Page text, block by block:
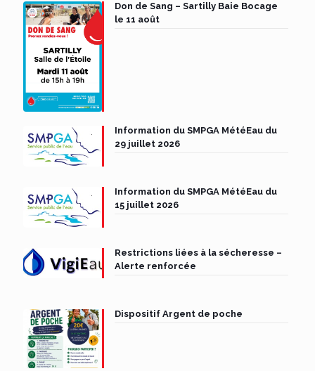
Don de Sang – Sartilly Baie Bocage
le 11 août
Information du SMPGA MétéEau du
29 juillet 2026
Information du SMPGA MétéEau du
15 juillet 2026
Restrictions liées à la sécheresse –
Alerte renforcée
Dispositif Argent de poche